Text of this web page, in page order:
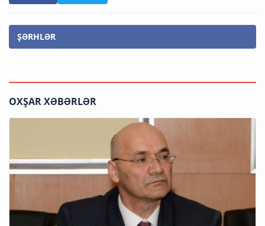
ŞƏRHLƏR
OXŞAR XƏBƏRLƏR